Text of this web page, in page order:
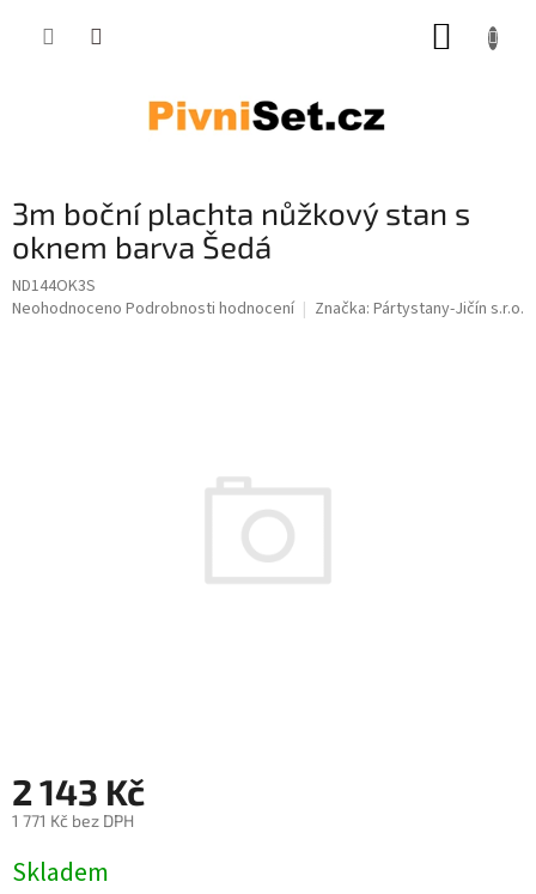
3m boční plachta nůžkový stan s
oknem barva Šedá
ND144OK3S
Průměrné hodnocení produktu je 0,0 z 5 hvězdiček.
Neohodnoceno Podrobnosti hodnocení Značka: Pártystany-Jičín s.r.o.
2 143 Kč
1 771 Kč bez DPH
Skladem